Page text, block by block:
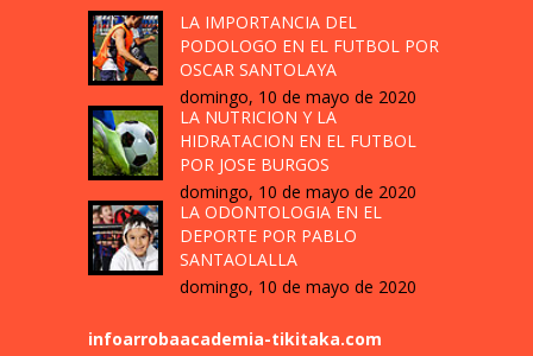
LA IMPORTANCIA DEL
PODOLOGO EN EL FUTBOL POR
OSCAR SANTOLAYA
domingo, 10 de mayo de 2020
LA NUTRICION Y LA
HIDRATACION EN EL FUTBOL
POR JOSE BURGOS
domingo, 10 de mayo de 2020
LA ODONTOLOGIA EN EL
DEPORTE POR PABLO
SANTAOLALLA
domingo, 10 de mayo de 2020
infoarrobaacademia-tikitaka.com